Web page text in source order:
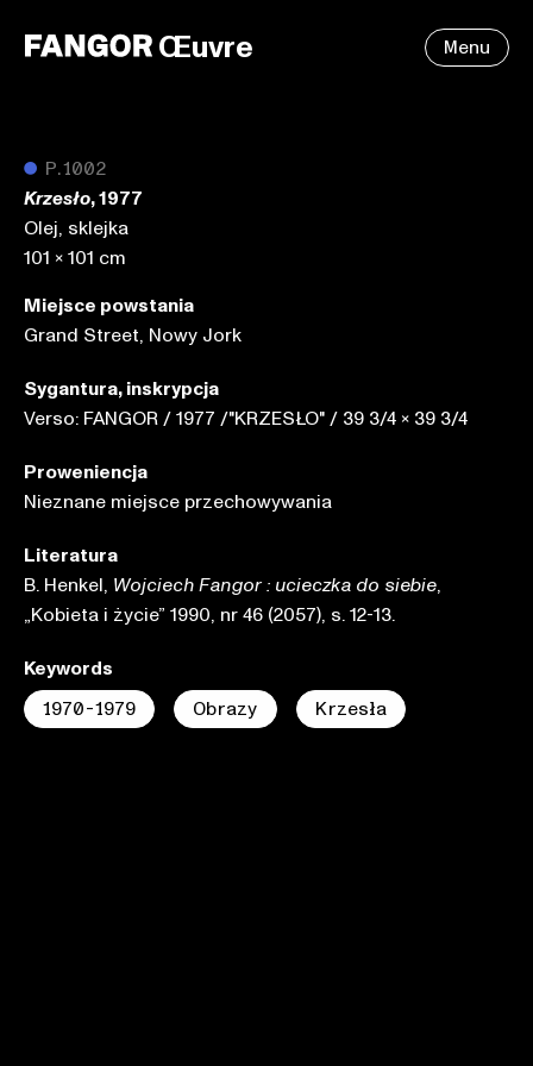
Œuvre Menu
● P.1002
Krzesło, 1977
Olej, sklejka
101 x 101 cm
Miejsce powstania
Grand Street, Nowy Jork
Keywords
1970-1979 Obrazy Krzesła
Sygantura, inskrypcja
Verso: FANGOR / 1977 /"KRZESŁO" / 39 3/4 x 39 3/4
Proweniencja
Nieznane miejsce przechowywania
Literatura
B. Henkel, Wojciech Fangor : ucieczka do siebie,
„Kobieta i życie” 1990, nr 46 (2057), s. 12-13.